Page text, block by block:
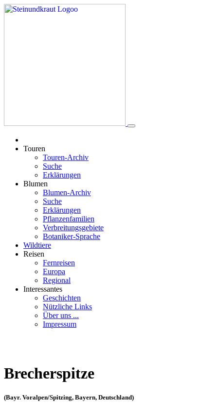
Touren
Touren-Archiv
Suche
Erklärungen
Blumen
Blumen-Archiv
Suche
Erklärungen
Pflanzenfamilien
Verbreitungsgebiete
Botaniker-Sprache
Wildtiere
Reisen
Fernreisen
Europa
Regional
Interessantes
Geschichten
Nützliche Links
Über uns ...
Impressum
Brecherspitze
(Bayr. Voralpen/Spitzing, Bayern, Deutschland)